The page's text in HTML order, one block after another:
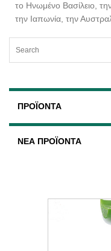
το Ηνωμένο Βασίλειο,
την Ιαπωνία, την
ΠΡΟΪΌΝΤΑ
ΝΈΑ ΠΡΟΪΌΝΤΑ